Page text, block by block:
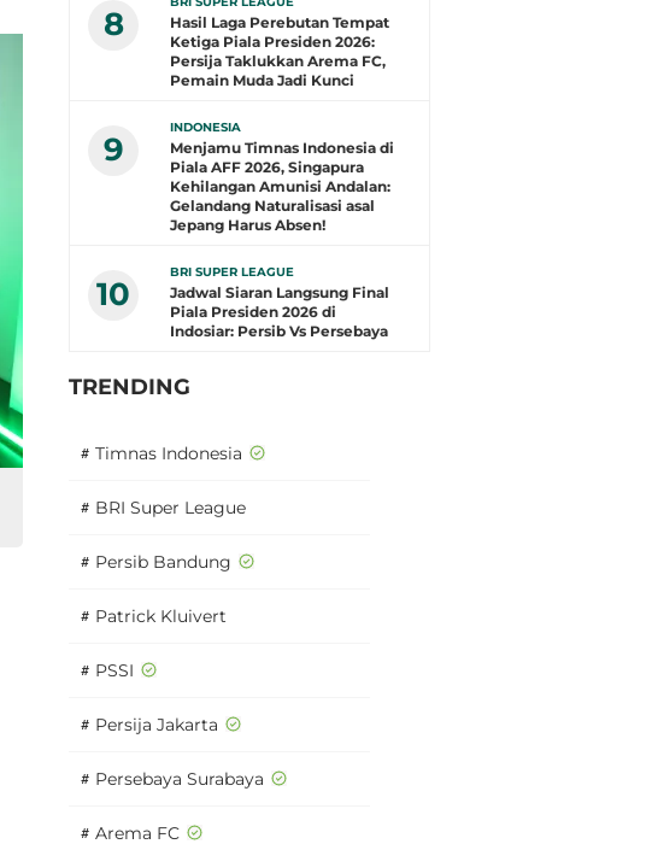
8
Hasil Laga Perebutan Tempat
Ketiga Piala Presiden 2026:
Persija Taklukkan Arema FC,
Pemain Muda Jadi Kunci
9
INDONESIA
Menjamu Timnas Indonesia di
Piala AFF 2026, Singapura
Kehilangan Amunisi Andalan:
Gelandang Naturalisasi asal
Jepang Harus Absen!
10
BRI SUPER LEAGUE
Jadwal Siaran Langsung Final
Piala Presiden 2026 di
Indosiar: Persib Vs Persebaya
TRENDING
# Timnas Indonesia
# BRI Super League
# Persib Bandung
# Patrick Kluivert
# PSSI
# Persija Jakarta
# Persebaya Surabaya
# Arema FC